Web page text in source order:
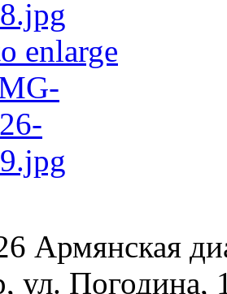
Армянская
ул. Погодина,